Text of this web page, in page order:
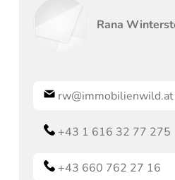
Rana
rw@immobilienwild.at
+43 1 616 32 77 275
+43 660 762 27 16